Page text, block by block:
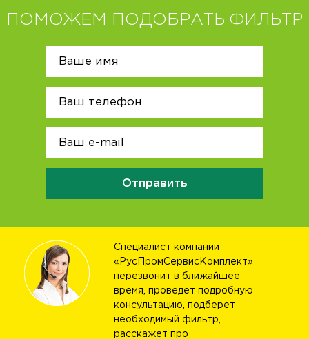
ПОМОЖЕМ ПОДОБРАТЬ ФИЛЬТР
Отправить
Специалист компании
«РусПромСервисКомплект»
перезвонит в ближайшее
время, проведет подробную
консультацию, подберет
необходимый фильтр,
расскажет про